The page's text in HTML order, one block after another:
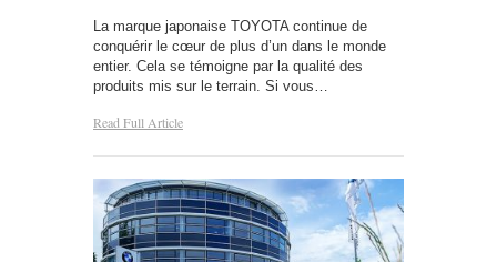
La marque japonaise TOYOTA continue de
conquérir le cœur de plus d’un dans le monde
entier. Cela se témoigne par la qualité des
produits mis sur le terrain. Si vous…
Read Full Article